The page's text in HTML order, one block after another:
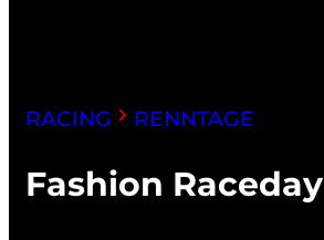
RACING RENNTAGE
Fashion Raceday